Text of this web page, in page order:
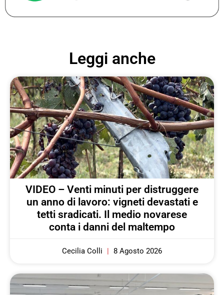
Leggi anche
VIDEO – Venti minuti per distruggere
un anno di lavoro: vigneti devastati e
tetti sradicati. Il medio novarese
conta i danni del maltempo
Cecilia Colli 8 Agosto 2026